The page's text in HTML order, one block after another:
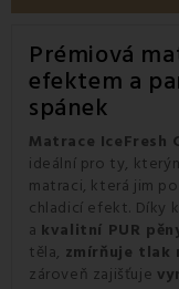
Prémiová
efektem a
spánek
Matrace IceFresh
ideální pro ty,
matraci, která jim
chladicí efekt. Díky
a kvalitní PUR
těla, zmírňuje tlak
zároveň zajišťuje